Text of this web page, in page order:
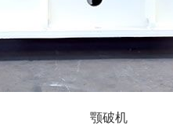
颚破机